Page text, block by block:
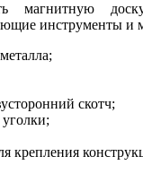
магнитную
инструменты и
скотч;
крепления